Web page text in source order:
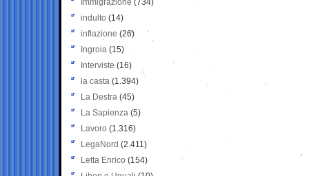
Immigrazione (734)
indulto (14)
inflazione (26)
Ingroia (15)
Interviste (16)
la casta (1.394)
La Destra (45)
La Sapienza (5)
Lavoro (1.316)
LegaNord (2.411)
Letta Enrico (154)